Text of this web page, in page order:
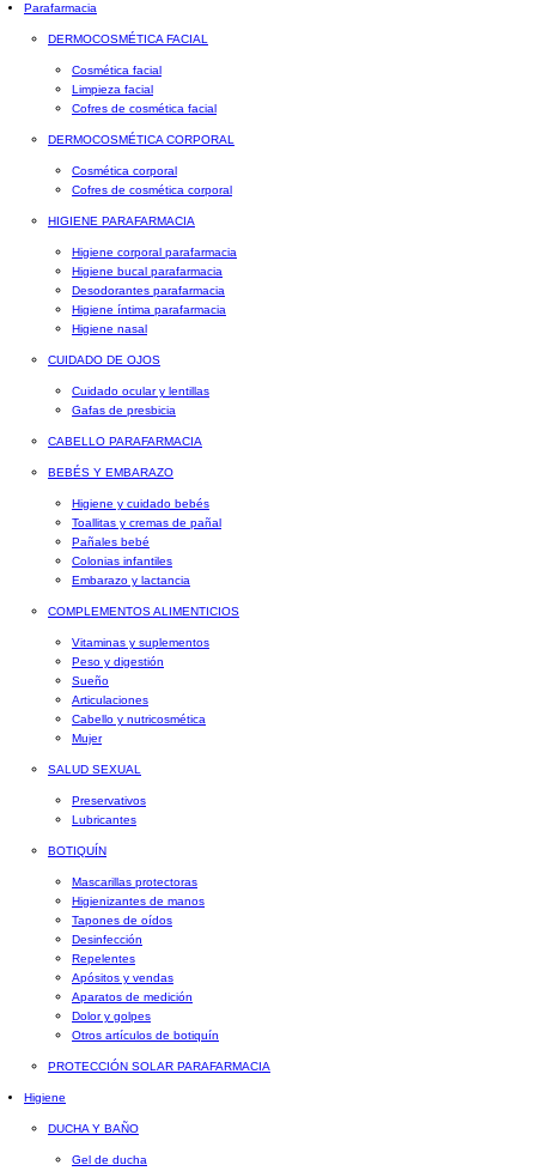
Parafarmacia
DERMOCOSMÉTICA FACIAL
Cosmética facial
Limpieza facial
Cofres de cosmética facial
DERMOCOSMÉTICA CORPORAL
Cosmética corporal
Cofres de cosmética corporal
HIGIENE PARAFARMACIA
Higiene corporal parafarmacia
Higiene bucal parafarmacia
Desodorantes parafarmacia
Higiene íntima parafarmacia
Higiene nasal
CUIDADO DE OJOS
Cuidado ocular y lentillas
Gafas de presbicia
CABELLO PARAFARMACIA
BEBÉS Y EMBARAZO
Higiene y cuidado bebés
Toallitas y cremas de pañal
Pañales bebé
Colonias infantiles
Embarazo y lactancia
COMPLEMENTOS ALIMENTICIOS
Vitaminas y suplementos
Peso y digestión
Sueño
Articulaciones
Cabello y nutricosmética
Mujer
SALUD SEXUAL
Preservativos
Lubricantes
BOTIQUÍN
Mascarillas protectoras
Higienizantes de manos
Tapones de oídos
Desinfección
Repelentes
Apósitos y vendas
Aparatos de medición
Dolor y golpes
Otros artículos de botiquín
PROTECCIÓN SOLAR PARAFARMACIA
Higiene
DUCHA Y BAÑO
Gel de ducha